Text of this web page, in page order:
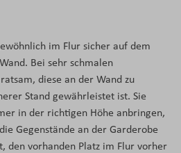
im Flur sicher auf dem
Bei sehr schmalen
diese an der Wand zu
Stand gewährleistet ist. Sie
in der richtigen Höhe anbringen,
Gegenstände an der Garderobe
den vorhanden Platz im Flur vorher